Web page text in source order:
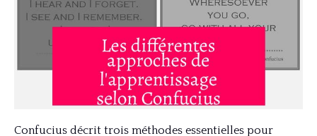
Confucius décrit trois méthodes essentielles pour